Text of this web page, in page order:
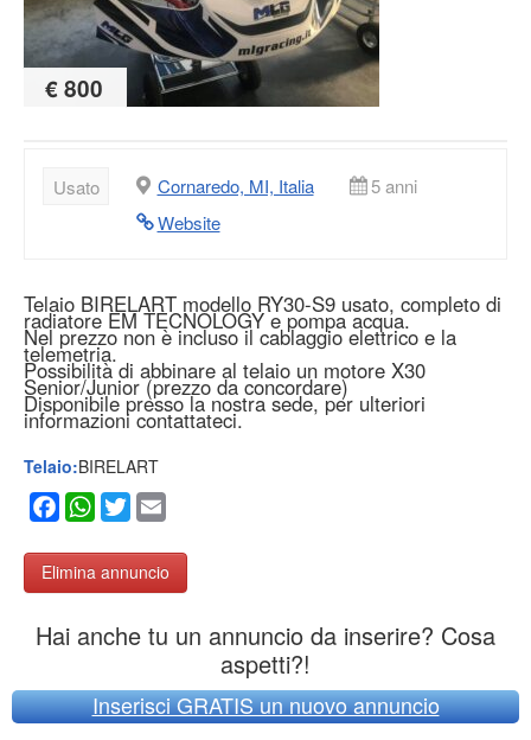
€ 800
Usato Cornaredo, MI, Italia
5 anni
Website
Telaio BIRELART modello RY30-S9 usato, completo di
radiatore EM TECNOLOGY e pompa acqua.
Nel prezzo non è incluso il cablaggio elettrico e la
telemetria.
Possibilità di abbinare al telaio un motore X30
Senior/Junior (prezzo da concordare)
Disponibile presso la nostra sede, per ulteriori
informazioni contattateci.
Telaio:BIRELART
Facebook
WhatsApp
Twitter
Elimina annuncio
Hai anche tu un annuncio da inserire? Cosa
aspetti?!
Inserisci GRATIS un nuovo annuncio